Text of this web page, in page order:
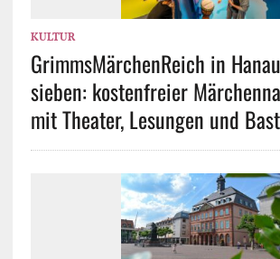
KULTUR
GrimmsMärchenReich in
sieben: kostenfreier
mit Theater, Lesungen und